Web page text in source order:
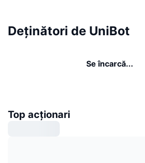
Deținători de UniBot
Se încarcă...
Top acționari